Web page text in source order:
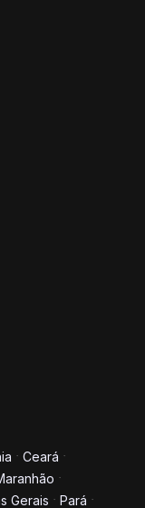
Ceará
Gerais Pará